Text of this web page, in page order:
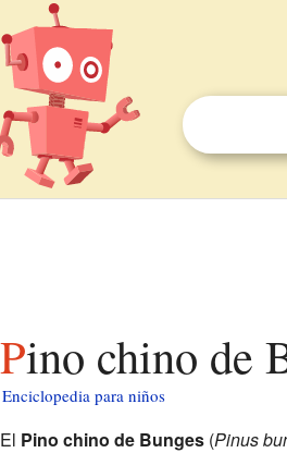
Pino chino de
Enciclopedia para niños
El Pino chino de Bunges(Pinus